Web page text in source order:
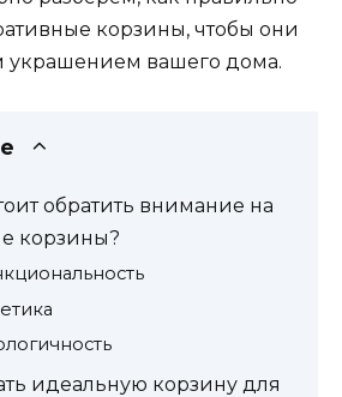
корзины, чтобы они
украшением вашего дома.
обратить внимание на
корзины?
идеальную корзину для